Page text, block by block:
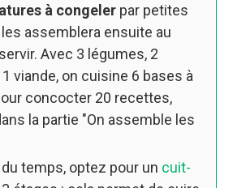
à congeler par petites
assemblera ensuite au
Avec 3 légumes, 2
viande, on cuisine 6 bases à
concocter 20 recettes,
la partie "On assemble les
temps, optez pour un cuit-